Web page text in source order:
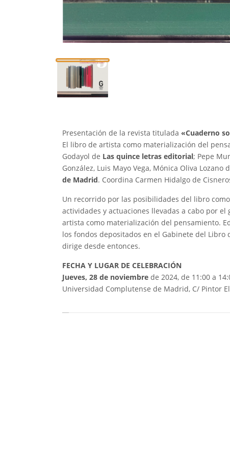
Presentación de la revista titulada «Cuaderno
El libro de artista como materialización del
Godayol de Las quince letras editorial; Pepe
González, Luis Mayo Vega, Mónica Oliva Lozano
de Madrid. Coordina Carmen Hidalgo de
Un recorrido por las posibilidades del libro
actividades y actuaciones llevadas a cabo por
artista como materialización del pensamiento.
los fondos depositados en el Gabinete del Libro
dirige desde entonces.
FECHA Y LUGAR DE CELEBRACIÓN
Jueves, 28 de noviembre de 2024, de 11:00 a
Universidad Complutense de Madrid, C/ Pintor